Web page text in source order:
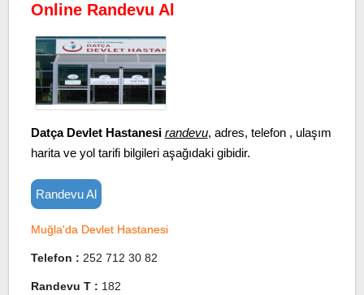
Online Randevu Al
Datça Devlet Hastanesi randevu, adres, telefon , ulaşım
harita ve yol tarifi bilgileri aşağıdaki gibidir.
Randevu Al
Muğla'da Devlet Hastanesi
Telefon : 252 712 30 82
Randevu T : 182